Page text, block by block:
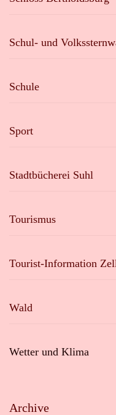
Schul- und
Schule
Sport
Stadtbücherei Suhl
Tourismus
Tourist-Information
Wald
Wetter und Klima
Archive